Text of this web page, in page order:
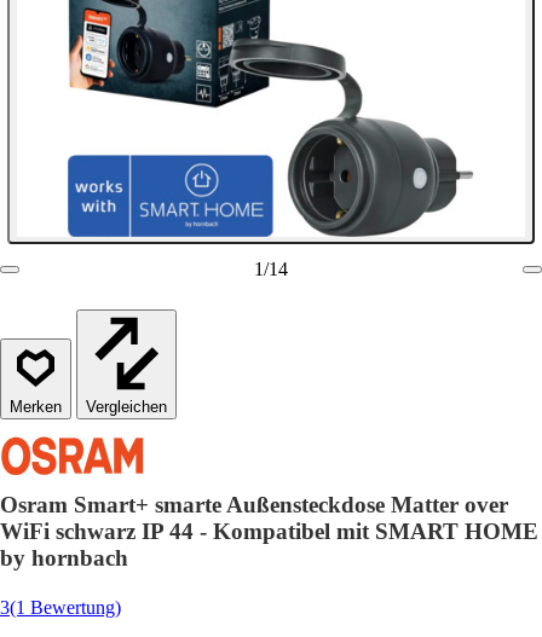
1/14
Vergleichen
Osram Smart+ smarte Außensteckdose Matter over
WiFi schwarz IP 44 - Kompatibel mit SMART HOME
by hornbach
3(1 Bewertung)